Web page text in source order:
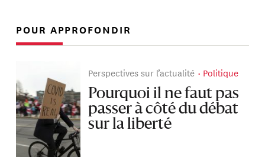
POUR APPROFONDIR
Perspectives sur l’actualité Politique
Pourquoi il ne faut pas
passer à côté du débat
sur la liberté